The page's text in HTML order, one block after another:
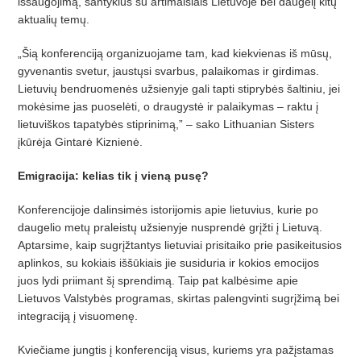
aktualių temų.
„Šią konferenciją organizuojame tam, kad kiekvienas iš mūsų,
gyvenantis svetur, jaustųsi svarbus, palaikomas ir girdimas.
Lietuvių bendruomenės užsienyje gali tapti stiprybės šaltiniu, jei
mokėsime jas puoselėti, o draugystė ir palaikymas – raktu į
lietuviškos tapatybės stiprinimą,” – sako Lithuanian Sisters
įkūrėja Gintarė Kiznienė.
Emigracija: kelias tik į vieną pusę?
Konferencijoje dalinsimės istorijomis apie lietuvius, kurie po
daugelio metų praleistų užsienyje nusprendė grįžti į Lietuvą.
Aptarsime, kaip sugrįžtantys lietuviai prisitaiko prie pasikeitusios
aplinkos, su kokiais iššūkiais jie susiduria ir kokios emocijos
juos lydi priimant šįsprendimą. Taip pat kalbėsime apie
Lietuvos Valstybės programas, skirtas palengvinti sugrįžimą bei
integraciją į visuomenę.
Kviečiame jungtis į konferenciją visus, kuriems yra pažįstamas